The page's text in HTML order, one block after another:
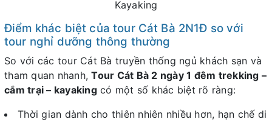
Kayaking
Điểm khác biệt của tour Cát Bà 2N1Đ so với
tour nghỉ dưỡng thông thường
So với các tour Cát Bà truyền thống ngủ khách sạn và
tham quan nhanh,Tour Cát Bà 2 ngày 1 đêm trekking –
cắm trại – kayakingcó một số khác biệt rõ ràng:
Thời gian dành cho thiên nhiên nhiều hơn, hạn chế di